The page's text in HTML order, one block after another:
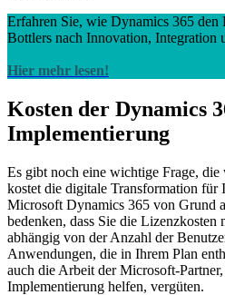
Erfahren Sie, wie Dynamics 365
Bottlers nach Innovation, Integration
Hier mehr lesen!
Kosten der Dynamics
Implementierung
Es gibt noch eine wichtige Frage, die
kostet die digitale Transformation für
Microsoft Dynamics 365 von Grund
bedenken, dass Sie die Lizenzkosten
abhängig von der Anzahl der
Anwendungen, die in Ihrem Plan
auch die Arbeit der Microsoft-
Implementierung helfen, vergüten.